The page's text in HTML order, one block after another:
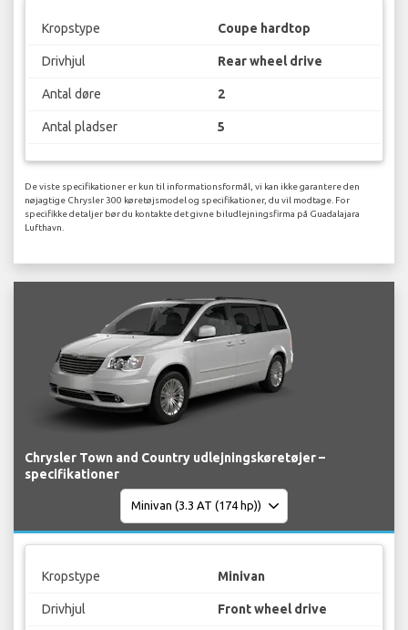
Kropstype Coupe hardtop
Drivhjul Rear wheel drive
Antal døre 2
Antal pladser 5
De viste specifikationer er kun til informationsformål, vi kan ikke garantere den
nøjagtige Chrysler 300 køretøjsmodel og specifikationer, du vil modtage. For
specifikke detaljer bør du kontakte det givne biludlejningsfirma på Guadalajara
Lufthavn.
Chrysler Town and Country udlejningskøretøjer –
specifikationer
Kropstype Minivan
Drivhjul Front wheel drive